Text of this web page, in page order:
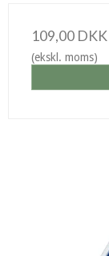
109,00 DKK
(ekskl. moms)